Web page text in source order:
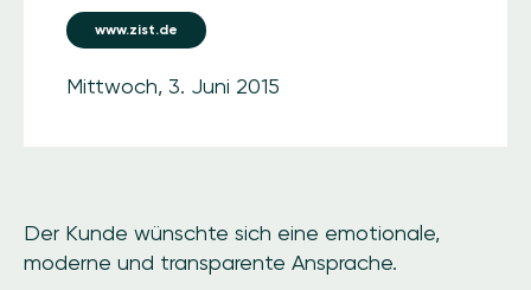
www.zist.de
Mittwoch, 3. Juni 2015
Der Kunde wünschte sich eine emotionale,
moderne und transparente Ansprache.